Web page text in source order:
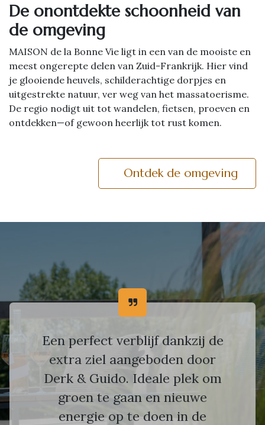
De onontdekte schoonheid van
de omgeving
MAISON de la Bonne Vie ligt in een van de mooiste en
meest ongerepte delen van Zuid-Frankrijk. Hier vind
je glooiende heuvels, schilderachtige dorpjes en
uitgestrekte natuur, ver weg van het massatoerisme.
De regio nodigt uit tot wandelen, fietsen, proeven en
ontdekken—of gewoon heerlijk tot rust komen.
Ontdek de omgeving
Een perfect verblijf dankzij de
extra ziel aangeboden door
Derk & Guido. Ideale plek om
groen te gaan en nieuwe
energie op te doen in de